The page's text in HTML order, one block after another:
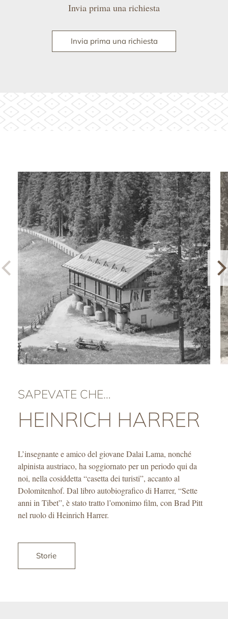
Invia prima una richiesta
Invia prima una richiesta
SAPEVATE CHE…
HEINRICH HARRER
L’insegnante e amico del giovane Dalai Lama, nonché
alpinista austriaco, ha soggiornato per un periodo qui da
noi, nella cosiddetta “casetta dei turisti”, accanto al
Dolomitenhof. Dal libro autobiografico di Harrer, “Sette
anni in Tibet”, è stato tratto l’omonimo film, con Brad Pitt
nel ruolo di Heinrich Harrer.
Storie